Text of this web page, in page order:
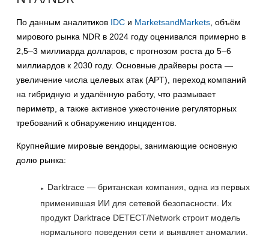
По данным аналитиков IDC и MarketsandMarkets , объём
мирового рынка NDR в 2024 году оценивался примерно в
2,5–3 миллиарда долларов, с прогнозом роста до 5–6
миллиардов к 2030 году. Основные драйверы роста —
увеличение числа целевых атак (APT), переход компаний
на гибридную и удалённую работу, что размывает
периметр, а также активное ужесточение регуляторных
требований к обнаружению инцидентов.
Крупнейшие мировые вендоры, занимающие основную
долю рынка:
Darktrace — британская компания, одна из первых
применившая ИИ для сетевой безопасности. Их
продукт Darktrace DETECT/Network строит модель
нормального поведения сети и выявляет аномалии.